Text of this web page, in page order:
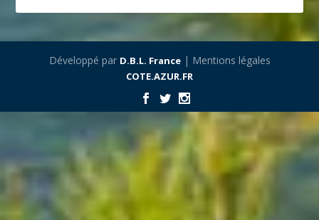
Développé par D.B.L. France| Mentions légales
COTE.AZUR.FR